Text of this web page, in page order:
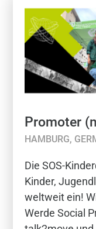
Promoter
HAMBURG,
Die SOS-
Kinder,
weltweit ein!
Werde Social